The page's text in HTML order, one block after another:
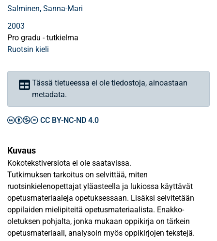
Salminen, Sanna-Mari
2003
Pro gradu - tutkielma
Ruotsin kieli
Tässä tietueessa ei ole tiedostoja, ainoastaan
metadata.
CC BY-NC-ND 4.0
Kuvaus
Kokotekstiversiota ei ole saatavissa.
Tutkimuksen tarkoitus on selvittää, miten
ruotsinkielenopettajat yläasteella ja lukiossa käyttävät
opetusmateriaaleja opetuksessaan. Lisäksi selvitetään
oppilaiden mielipiteitä opetusmateriaalista. Enakko-
oletuksen pohjalta, jonka mukaan oppikirja on tärkein
opetusmateriaali, analysoin myös oppikirjojen tekstejä.